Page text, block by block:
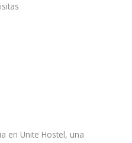
en Unite Hostel, una